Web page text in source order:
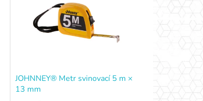
JOHNNEY® Metr svinovací 5 m ×
13 mm